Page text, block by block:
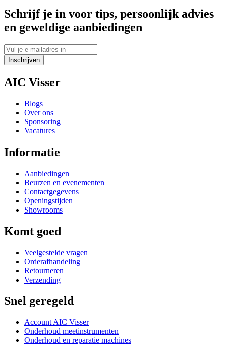
Schrijf je in voor tips, persoonlijk advies
en geweldige aanbiedingen
Inschrijven
AIC Visser
Blogs
Over ons
Sponsoring
Vacatures
Informatie
Aanbiedingen
Beurzen en evenementen
Contactgegevens
Openingstijden
Showrooms
Komt goed
Veelgestelde vragen
Orderafhandeling
Retourneren
Verzending
Snel geregeld
Account AIC Visser
Onderhoud meetinstrumenten
Onderhoud en reparatie machines